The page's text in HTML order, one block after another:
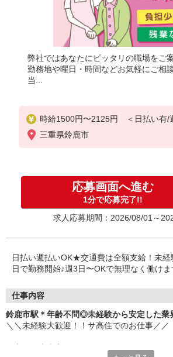
弊社ではあなたにピッタリの職場をご
勤務地や曜日・時間などお気軽にご相
当...
時給1500円〜2125円 ＜日払い有/
全支給(ガソリン代含む)＞
三重県鈴鹿市
応募画面へ進む
1分で応募完了!!
求人応募期間：2026/08/01～
日払い週払いOK★交通費は全額支給！未
日で勤務開始♪週3日〜OKで無理なく働けま
仕事内容
鈴鹿市駅＊年齢不問◎未経験から安定した業
＼＼未経験大歓迎！！サ高住でのお仕事／／